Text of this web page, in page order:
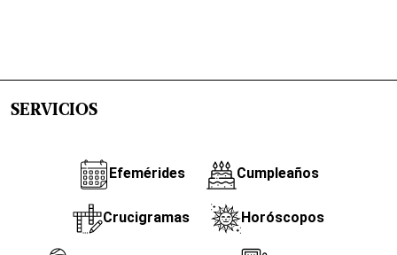
SERVICIOS
Efemérides Cumpleaños
Crucigramas Horóscopos